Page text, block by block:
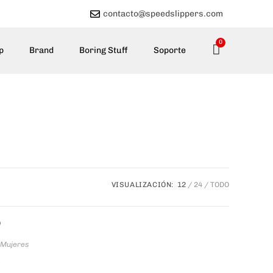
contacto@speedslippers.com
Brand Boring Stuff Soporte
0
VISUALIZACIÓN: 12 24 TODO
Mujeres